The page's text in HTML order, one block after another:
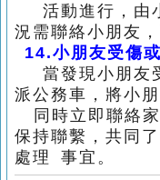
活動進行，由
況需聯絡小朋友
14.小朋友受傷
當發現小朋友
派公務車，將小
同時立即聯絡家
保持聯繫，共同
處理 事宜。